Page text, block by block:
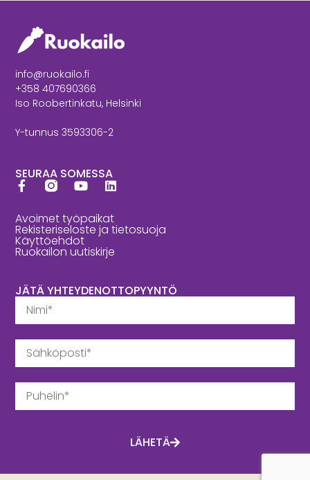
info@ruokailo.fi
+358 407690366
Iso Roobertinkatu, Helsinki
Y-tunnus 3593306-2
SEURAA SOMESSA
Avoimet työpaikat
Rekisteriseloste ja tietosuoja
Käyttöehdot
Ruokailon uutiskirje
JÄTÄ YHTEYDENOTTOPYYNTÖ
LÄHETÄ